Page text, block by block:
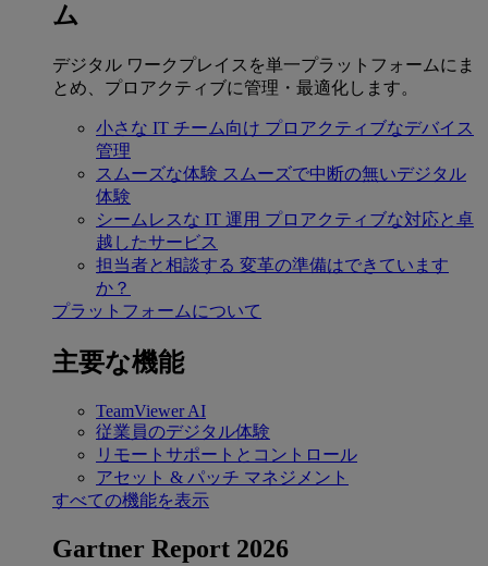
ム
デジタル ワークプレイスを単一プラットフォームにま
とめ、プロアクティブに管理・最適化します。
小さな IT チーム向け プロアクティブなデバイス
管理
スムーズな体験 スムーズで中断の無いデジタル
体験
シームレスな IT 運用 プロアクティブな対応と卓
越したサービス
担当者と相談する 変革の準備はできています
か？
プラットフォームについて
主要な機能
TeamViewer AI
従業員のデジタル体験
リモートサポートとコントロール
アセット & パッチ マネジメント
すべての機能を表示
Gartner Report 2026